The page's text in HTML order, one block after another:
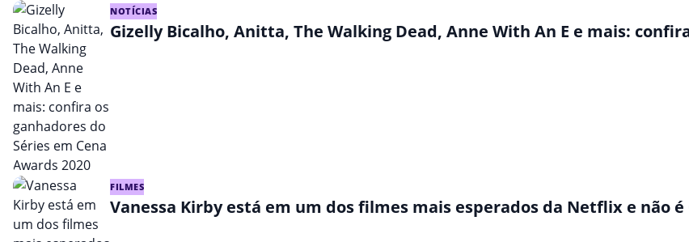
NOTÍCIAS
Gizelly Bicalho, Anitta, The Walking Dead, Anne With An E e mais:
FILMES
Vanessa Kirby está em um dos filmes mais esperados da Netflix e não